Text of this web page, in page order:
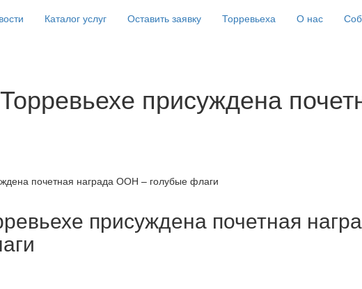
Каталог услуг Оставить заявку Торревьеха О нас
присуждена
почетная награда ООН – голубые флаги
присуждена почетная